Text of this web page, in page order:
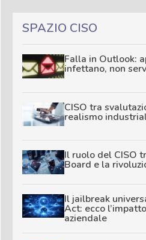
SPAZIO CISO
Falla in Outlook:
infettano, non
CISO tra
realismo
Il ruolo del CISO
Board e la
Il jailbreak
Act: ecco
aziendale